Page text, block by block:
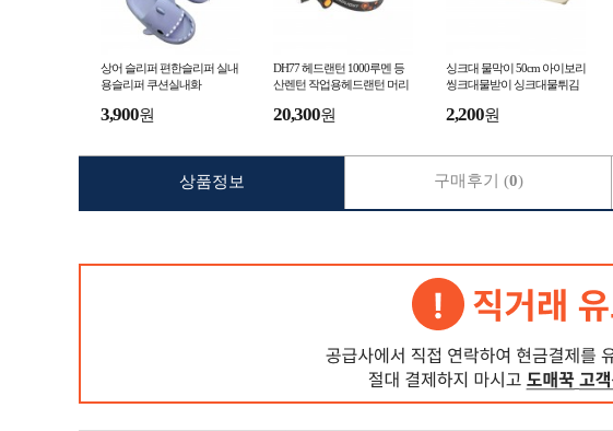
상어 슬리퍼 편한슬리퍼 실내
용슬리퍼 쿠션실내화
3,900원
DH77 헤드랜턴 1000루멘 등
산렌턴 작업용헤드랜턴 머리
20,300원
싱크대 물막이 50cm 아이보리
씽크대물받이 싱크대물튀김
2,200원
상품정보 구매후기 (0)